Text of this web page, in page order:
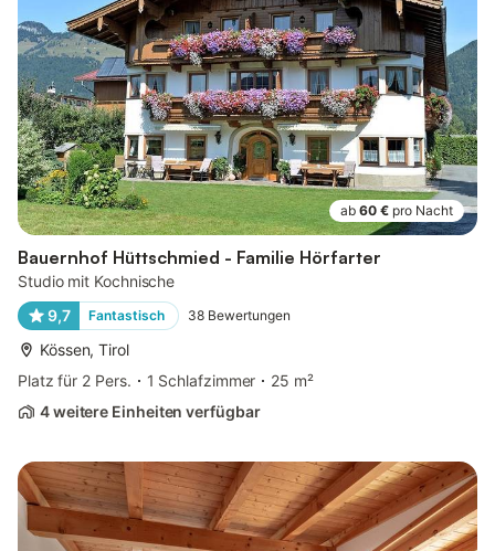
ab 60 € pro Nacht
Bauernhof Hüttschmied - Familie Hörfarter
Studio mit Kochnische
9,7
Fantastisch 38 Bewertungen
Kössen, Tirol
Platz für 2 Pers.
1 Schlafzimmer
25 m²
4 weitere Einheiten verfügbar